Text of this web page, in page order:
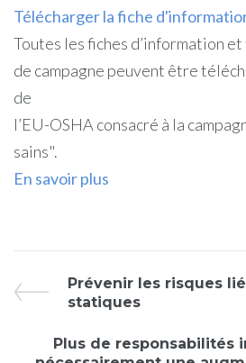
Télécharger la fiche
Toutes les fiches d’information
de campagne peuvent être
de
l’EU-OSHA consacré à la
sains".
En savoir plus
Prévenir les risques
statiques
Plus de responsabilités